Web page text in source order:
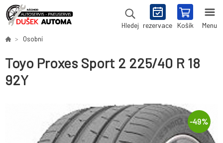
Hledej rezervace Košík Menu
Osobní
Toyo Proxes Sport 2 225/40 R 18
92Y
-49%